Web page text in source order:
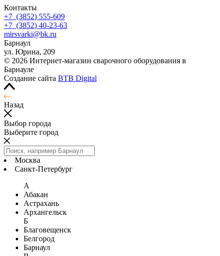
Контакты
+7 (3852) 555-609
+7 (3852) 40-23-63
mirsvarki@bk.ru
Барнаул
ул. Юрина, 209
© 2026 Интернет-магазин сварочного оборудования в
Барнауле
Создание сайта BTB Digital
Назад
Выбор города
Выберите город
Москва
Санкт-Петербург
А
Абакан
Астрахань
Архангельск
Б
Благовещенск
Белгород
Барнаул